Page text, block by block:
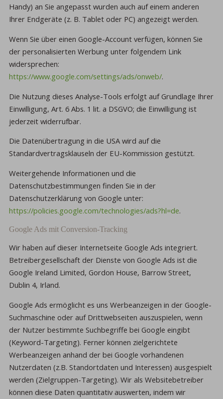
Handy) an Sie angepasst wurden auch auf einem anderen
Ihrer Endgeräte (z. B. Tablet oder PC) angezeigt werden.
Wenn Sie über einen Google-Account verfügen, können Sie
der personalisierten Werbung unter folgendem Link
widersprechen:
https://www.google.com/settings/ads/onweb/.
Die Nutzung dieses Analyse-Tools erfolgt auf Grundlage Ihrer
Einwilligung, Art. 6 Abs. 1 lit. a DSGVO; die Einwilligung ist
jederzeit widerrufbar.
Die Datenübertragung in die USA wird auf die
Standardvertragsklauseln der EU-Kommission gestützt.
Weitergehende Informationen und die
Datenschutzbestimmungen finden Sie in der
Datenschutzerklärung von Google unter:
https://policies.google.com/technologies/ads?hl=de.
Google Ads mit Conversion-Tracking
Wir haben auf dieser Internetseite Google Ads integriert.
Betreibergesellschaft der Dienste von Google Ads ist die
Google Ireland Limited, Gordon House, Barrow Street,
Dublin 4, Irland.
Google Ads ermöglicht es uns Werbeanzeigen in der Google-
Suchmaschine oder auf Drittwebseiten auszuspielen, wenn
der Nutzer bestimmte Suchbegriffe bei Google eingibt
(Keyword-Targeting). Ferner können zielgerichtete
Werbeanzeigen anhand der bei Google vorhandenen
Nutzerdaten (z.B. Standortdaten und Interessen) ausgespielt
werden (Zielgruppen-Targeting). Wir als Websitebetreiber
können diese Daten quantitativ auswerten, indem wir